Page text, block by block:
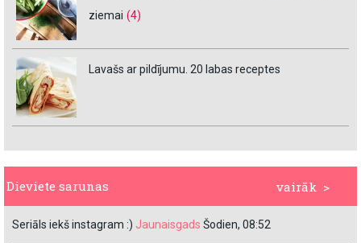
ziemai (4)
Lavašs ar pildījumu. 20 labas receptes
vairāk >
Dieviete sarunas
Seriāls iekš instagram :) Jaunaisgads Šodien, 08:52